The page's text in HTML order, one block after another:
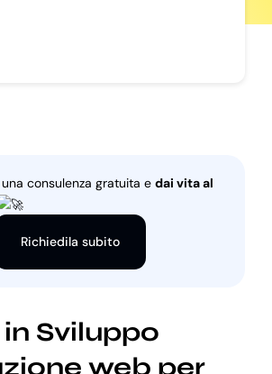
consulenza gratuita e dai vita al
Richiedila subito
Sviluppo
web per